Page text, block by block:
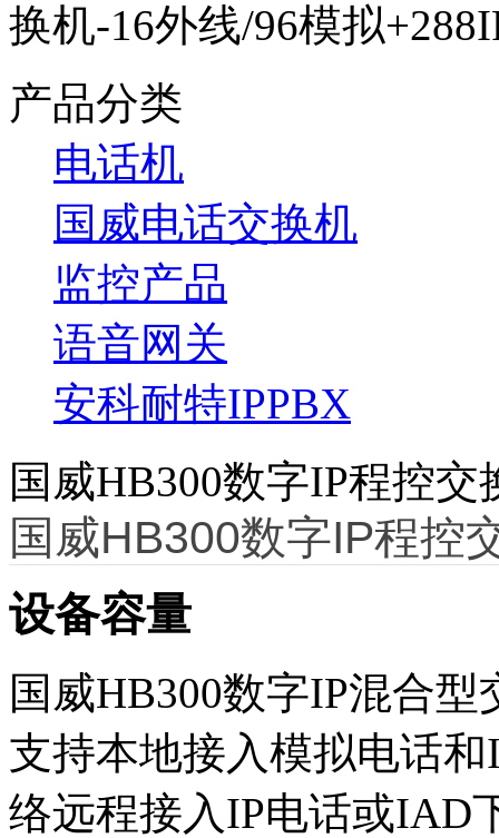
换机-16外线/96模拟
产品分类
电话机
国威电话交换机
监控产品
语音网关
安科耐特IPPBX
国威HB300数字IP程控交
国威HB300数字IP程控
设备容量
国威HB300数字IP混合
支持本地接入模拟电话
络远程接入IP电话或IAD